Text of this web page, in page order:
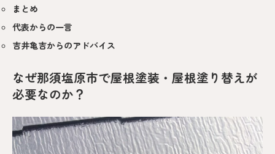
まとめ
代表からの一言
吉井亀吉からのアドバイス
なぜ那須塩原市で屋根塗装・屋根塗り替えが
必要なのか？